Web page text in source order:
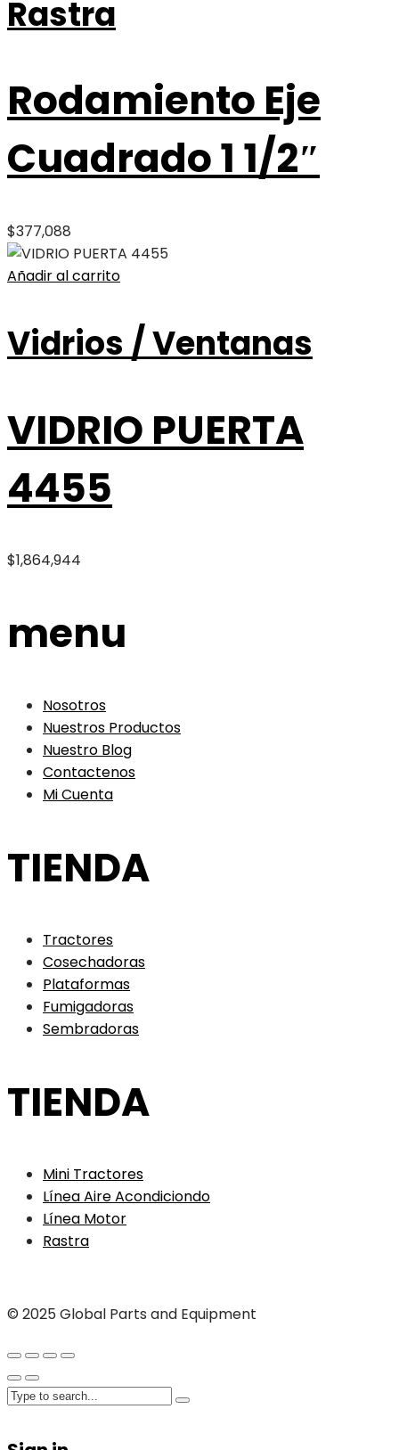
Rastra
Rodamiento Eje
Cuadrado 1 1/2″
$377,088
Añadir al carrito
Vidrios / Ventanas
VIDRIO PUERTA
4455
$1,864,944
menu
Nosotros
Nuestros Productos
Nuestro Blog
Contactenos
Mi Cuenta
TIENDA
Tractores
Cosechadoras
Plataformas
Fumigadoras
Sembradoras
TIENDA
Mini Tractores
Línea Aire Acondiciondo
Línea Motor
Rastra
© 2025 Global Parts and Equipment